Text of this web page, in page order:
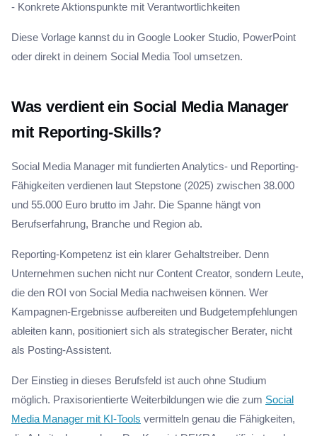
- Konkrete Aktionspunkte mit Verantwortlichkeiten
Diese Vorlage kannst du in Google Looker Studio, PowerPoint
oder direkt in deinem Social Media Tool umsetzen.
Was verdient ein Social Media Manager
mit Reporting-Skills?
Social Media Manager mit fundierten Analytics- und Reporting-
Fähigkeiten verdienen laut Stepstone (2025) zwischen 38.000
und 55.000 Euro brutto im Jahr. Die Spanne hängt von
Berufserfahrung, Branche und Region ab.
Reporting-Kompetenz ist ein klarer Gehaltstreiber. Denn
Unternehmen suchen nicht nur Content Creator, sondern Leute,
die den ROI von Social Media nachweisen können. Wer
Kampagnen-Ergebnisse aufbereiten und Budgetempfehlungen
ableiten kann, positioniert sich als strategischer Berater, nicht
als Posting-Assistent.
Der Einstieg in dieses Berufsfeld ist auch ohne Studium
möglich. Praxisorientierte Weiterbildungen wie die zum Social
Media Manager mit KI-Tools vermitteln genau die Fähigkeiten,